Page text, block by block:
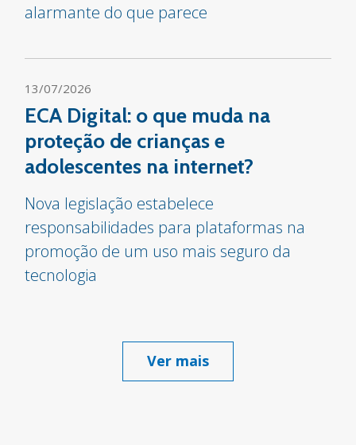
alarmante do que parece
13/07/2026
ECA Digital: o que muda na
proteção de crianças e
adolescentes na internet?
Nova legislação estabelece
responsabilidades para plataformas na
promoção de um uso mais seguro da
tecnologia
Ver mais